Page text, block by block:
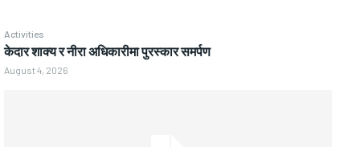
Activities
केदार शाक्य र नीरा अधिकारीमा पुरस्कार समर्पण
August 4, 2026